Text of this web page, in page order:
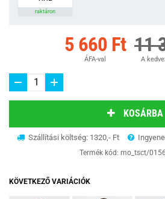
raktáron
5 660 Ft
ÁFA-val
11
A
KOSÁRBA
Szállítási költség: 1320,- Ft
Termék kód: mo_tsct/
KÖVETKEZŐ VARIÁCIÓK